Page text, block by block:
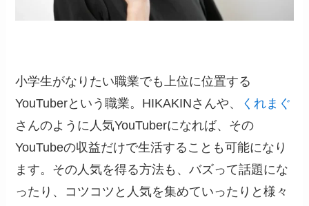
小学生がなりたい職業でも上位に位置する
YouTuberという職業。HIKAKINさんや、
くれまぐ
さんのように人気YouTuberになれば、その
YouTubeの収益だけで生活することも可能になり
ます。その人気を得る方法も、バズって話題にな
ったり、コツコツと人気を集めていったりと様々